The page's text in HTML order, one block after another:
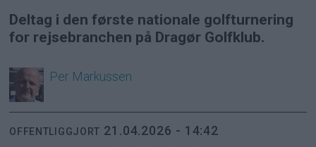
Deltag i den første nationale golfturnering
for rejsebranchen på Dragør Golfklub.
Per Markussen
OFFENTLIGGJORT 21.04.2026 - 14:42